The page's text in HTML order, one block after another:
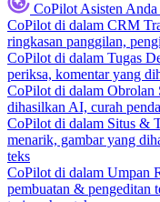
CoPilot Asisten
CoPilot di dalam CRM
ringkasan panggilan,
CoPilot di dalam Tugas
periksa, komentar yang
CoPilot di dalam Obrolan
dihasilkan AI, curah
CoPilot di dalam Situs &
menarik, gambar yang
teks
CoPilot di dalam Umpan
pembuatan & pengeditan